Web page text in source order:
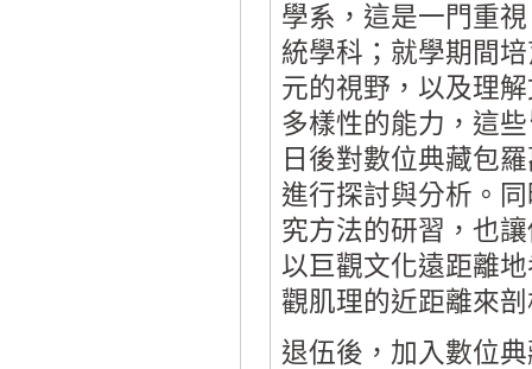
學系，這是一門重
統學科；就學期間
元的視野，以及理
多樣性的能力，這
日後對數位典藏包
進行探討與分析。
究方法的研習，也
以巨觀文化遠距離
觀肌理的近距離來
退伍後，加入數位